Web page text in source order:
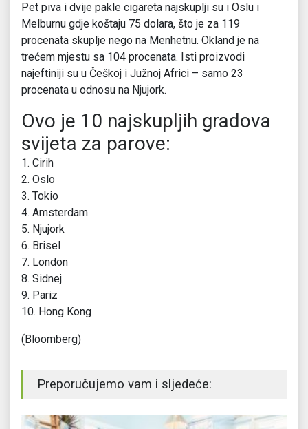
Pet piva i dvije pakle cigareta najskuplji su i Oslu i
Melburnu gdje koštaju 75 dolara, što je za 119
procenata skuplje nego na Menhetnu. Okland je na
trećem mjestu sa 104 procenata. Isti proizvodi
najeftiniji su u Češkoj i Južnoj Africi – samo 23
procenata u odnosu na Njujork.
Ovo je 10 najskupljih gradova
svijeta za parove:
1. Cirih
2. Oslo
3. Tokio
4. Amsterdam
5. Njujork
6. Brisel
7. London
8. Sidnej
9. Pariz
10. Hong Kong
(Bloomberg)
Preporučujemo vam i sljedeće: